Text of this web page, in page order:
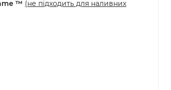
™ (не підходить для наливних